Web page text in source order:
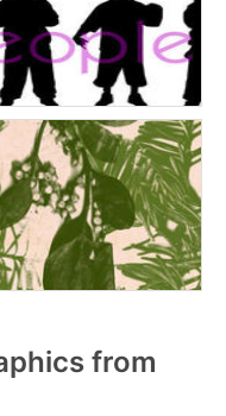
from